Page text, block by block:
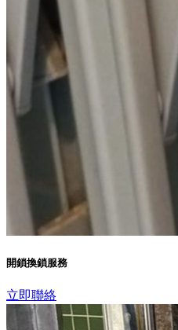
開鎖換鎖服務
立即聯絡